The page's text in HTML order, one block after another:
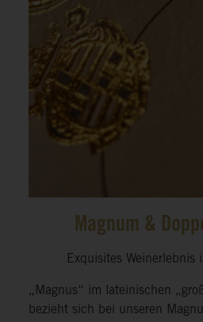
Magnum &
Exquisites Weinerlebnis
„Magnus“ im lateinischen
bezieht sich bei unseren